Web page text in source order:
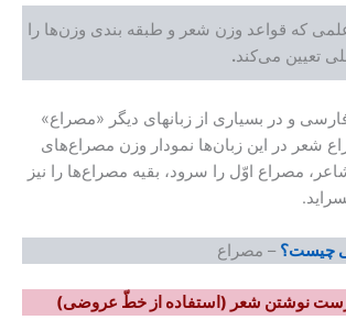
وزن شعر و طبقه بندی وزن‌ها را
می‌کند.
بسیاری از زبانهای دیگر «مصراع»
زبان‌ها نمودار وزن مصراع‌های
اوّل را سرود، بقیه مصراع‌ها را نیز
– مصراع
شعر (استفاده از خطّ عروضی)